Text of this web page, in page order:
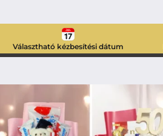
Választható kézbesítési dátum